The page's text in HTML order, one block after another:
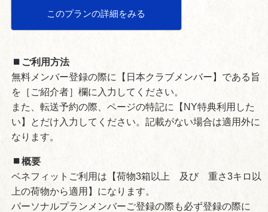
このプランの詳細をみる
ご利用方法
無料メンバー登録の際に【日本クラブメンバー】である旨
を［ご紹介者］欄に入力してください。
また、転送予約の際、ページの特記に【NY特典利用した
い】とだけ入力してください。記載がない場合は適用外に
なります。
概要
ベネフィットご利用は【荷物3箱以上 及び 重さ3キロ以
上の荷物から適用】になります。
パーソナルプランメンバーご登録の際も必ず登録の際に